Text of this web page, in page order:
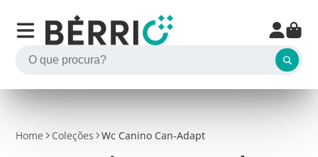
Home Coleções Wc Canino Can-Adapt